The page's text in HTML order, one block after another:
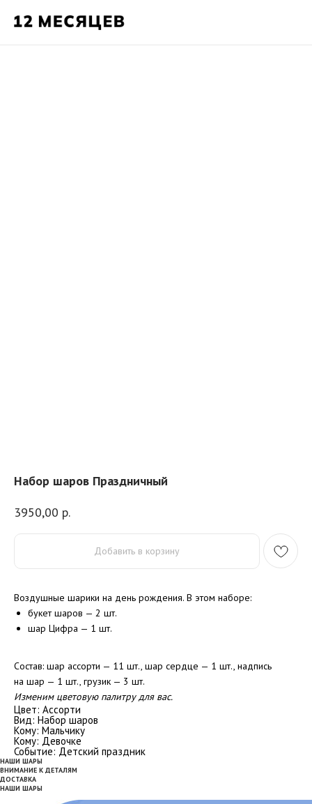
Набор шаров Праздничный
3950,00 р.
Добавить в корзину
Воздушные шарики на день рождения. В этом наборе:
букет шаров — 2 шт.
шар Цифра — 1 шт.
Состав: шар ассорти — 11 шт., шар сердце — 1 шт., надпись
на шар — 1 шт., грузик — 3 шт.
Изменим цветовую палитру для вас.
Цвет: Ассорти
Вид: Набор шаров
Кому: Мальчику
Кому: Девочке
Событие: Детский праздник
НАШИ ШАРЫ
ВНИМАНИЕ К ДЕТАЛЯМ
ДОСТАВКА
НАШИ ШАРЫ